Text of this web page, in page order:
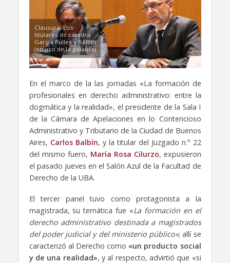
Clausura: Los
titulares de cátedra
García Pulles y Balbín
(en uso de la palabra)
En el marco de la las jornadas «La formación de
profesionales en derecho administrativo: entre la
dogmática y la realidad», el presidente de la Sala I
de la Cámara de Apelaciones en lo Contencioso
Administrativo y Tributario de la Ciudad de Buenos
Aires, Carlos Balbín, y la titular del Juzgado n.º 22
del mismo fuero, María Rosa Cilurzo, expusieron
el pasado jueves en el Salón Azul de la Facultad de
Derecho de la UBA.
El tercer panel tuvo como protagonista a la
magistrada, su temática fue «La formación en el
derecho administrativo destinada a magistrados
del poder judicial y del ministerio público»; allí se
caracterizó al Derecho como «un producto social
y de una realidad», y al respecto, advirtió que «si